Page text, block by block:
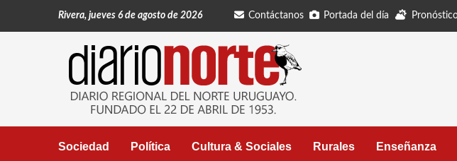
Rivera, jueves 6 de agosto de 2026 Contáctanos Portada del día
Sociedad Política Cultura & Sociales Rurales Enseñanza